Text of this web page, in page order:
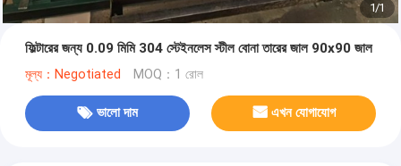
1/1
ফিল্টারের জন্য 0.09 মিমি 304 স্টেইনলেস স্টীল বোনা তারের জাল 90x90 জাল
মূল্য：Negotiated MOQ：1 রোল
ভালো দাম এখন যোগাযোগ